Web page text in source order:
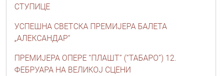
СТУПИЦЕ
УСПЕШНА СВЕТСКА ПРЕМИЈЕРА БАЛЕТА
„АЛЕКСАНДАР“
ПРЕМИЈЕРА ОПЕРЕ “ПЛАШТ” (“ТАБАРО”) 12.
ФЕБРУАРА НА ВЕЛИКОЈ СЦЕНИ